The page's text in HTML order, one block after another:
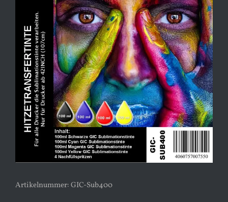
Artikelnummer: GIC-Sub400